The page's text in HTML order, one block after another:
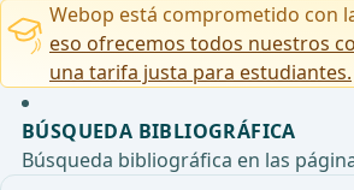
Webop está comprometido con
eso ofrecemos todos nuestros
una tarifa justa para estudiantes.
BÚSQUEDA BIBLIOGRÁFICA
Búsqueda bibliográfica en las